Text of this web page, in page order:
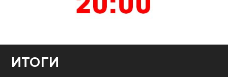
ИТОГИ